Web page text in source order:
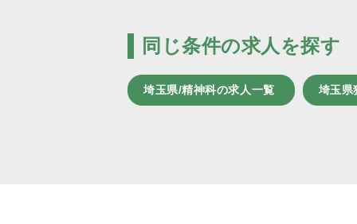
同じ条件の求人を探す
埼玉県/精神科の求人一覧 埼玉県